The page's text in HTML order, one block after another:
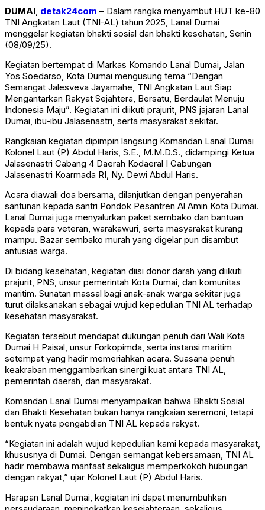
DUMAI, detak24com – Dalam rangka menyambut HUT ke-80
TNI Angkatan Laut (TNI-AL) tahun 2025, Lanal Dumai
menggelar kegiatan bhakti sosial dan bhakti kesehatan, Senin
(08/09/25).
Kegiatan bertempat di Markas Komando Lanal Dumai, Jalan
Yos Soedarso, Kota Dumai mengusung tema “Dengan
Semangat Jalesveva Jayamahe, TNI Angkatan Laut Siap
Mengantarkan Rakyat Sejahtera, Bersatu, Berdaulat Menuju
Indonesia Maju”. Kegiatan ini diikuti prajurit, PNS jajaran Lanal
Dumai, ibu-ibu Jalasenastri, serta masyarakat sekitar.
Rangkaian kegiatan dipimpin langsung Komandan Lanal Dumai
Kolonel Laut (P) Abdul Haris, S.E., M.M.D.S., didampingi Ketua
Jalasenastri Cabang 4 Daerah Kodaeral I Gabungan
Jalasenastri Koarmada RI, Ny. Dewi Abdul Haris.
Acara diawali doa bersama, dilanjutkan dengan penyerahan
santunan kepada santri Pondok Pesantren Al Amin Kota Dumai.
Lanal Dumai juga menyalurkan paket sembako dan bantuan
kepada para veteran, warakawuri, serta masyarakat kurang
mampu. Bazar sembako murah yang digelar pun disambut
antusias warga.
Di bidang kesehatan, kegiatan diisi donor darah yang diikuti
prajurit, PNS, unsur pemerintah Kota Dumai, dan komunitas
maritim. Sunatan massal bagi anak-anak warga sekitar juga
turut dilaksanakan sebagai wujud kepedulian TNI AL terhadap
kesehatan masyarakat.
Kegiatan tersebut mendapat dukungan penuh dari Wali Kota
Dumai H Paisal, unsur Forkopimda, serta instansi maritim
setempat yang hadir memeriahkan acara. Suasana penuh
keakraban menggambarkan sinergi kuat antara TNI AL,
pemerintah daerah, dan masyarakat.
Komandan Lanal Dumai menyampaikan bahwa Bhakti Sosial
dan Bhakti Kesehatan bukan hanya rangkaian seremoni, tetapi
bentuk nyata pengabdian TNI AL kepada rakyat.
“Kegiatan ini adalah wujud kepedulian kami kepada masyarakat,
khususnya di Dumai. Dengan semangat kebersamaan, TNI AL
hadir membawa manfaat sekaligus memperkokoh hubungan
dengan rakyat,” ujar Kolonel Laut (P) Abdul Haris.
Harapan Lanal Dumai, kegiatan ini dapat menumbuhkan